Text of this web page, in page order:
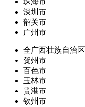
珠海市
深圳市
韶关市
广州市
全广西壮族自治区
贺州市
百色市
玉林市
贵港市
钦州市